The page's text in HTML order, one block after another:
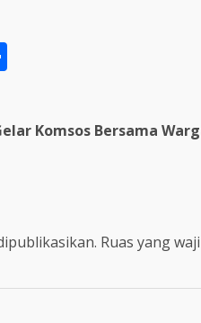
Komsos Bersama
Ruas yang